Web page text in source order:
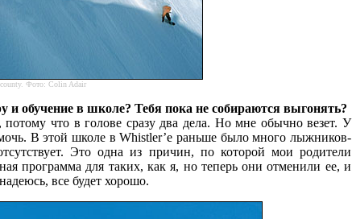
Фото: Colin Adair
и обучение в школе? Тебя пока не собираются выгонять?
что в голове сразу два дела. Но мне обычно везет. У
В этой школе в Whistler’e раньше было много лыжников-
Это одна из причин, по которой мои родители
программа для таких, как я, но теперь они отменили ее, и
все будет хорошо.